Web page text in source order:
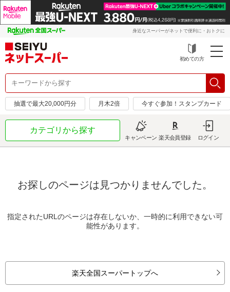
身近なスーパーがネットで便利に・おトクに
初めての方
抽選で最大20,000円分 月木2倍 今すぐ参加！スタンプカード
カテゴリから探す
キャンペーン 楽天会員登録 ログイン
お探しのページは見つかりませんでした。
指定されたURLのページは存在しないか、一時的に利用できない可
能性があります。
楽天全国スーパートップへ